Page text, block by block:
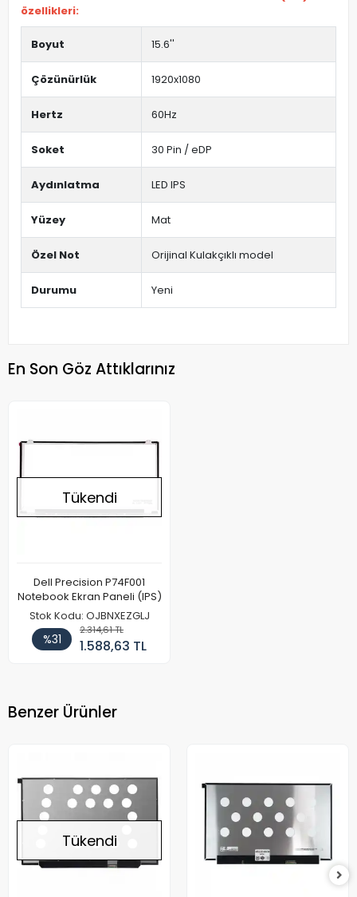
özellikleri:
Boyut 15.6''
Çözünürlük 1920x1080
Hertz 60Hz
Soket 30 Pin / eDP
Aydınlatma LED IPS
Yüzey Mat
Özel Not Orijinal Kulakçıklı model
Durumu Yeni
En Son Göz Attıklarınız
Tükendi
Dell Precision P74F001
Notebook Ekran Paneli (IPS)
Stok Kodu: OJBNXEZGLJ
%31
2.314,61 TL
1.588,63 TL
Benzer Ürünler
Tükendi